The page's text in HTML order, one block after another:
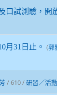
口試測驗，開
月31日止。 (郭
/ 610 / 研習／活